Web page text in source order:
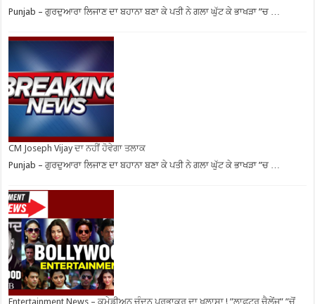
Punjab – ਗੁਰਦੁਆਰਾ ਲਿਜਾਣ ਦਾ ਬਹਾਨਾ ਬਣਾ ਕੇ ਪਤੀ ਨੇ ਗਲਾ ਘੁੱਟ ਕੇ ਭਾਖੜਾ ”ਚ …
CM Joseph Vijay ਦਾ ਨਹੀਂ ਹੋਵੇਗਾ ਤਲਾਕ
Punjab – ਗੁਰਦੁਆਰਾ ਲਿਜਾਣ ਦਾ ਬਹਾਨਾ ਬਣਾ ਕੇ ਪਤੀ ਨੇ ਗਲਾ ਘੁੱਟ ਕੇ ਭਾਖੜਾ ”ਚ …
Entertainment News – ਕਮੇਡੀਅਨ ਚੰਦਨ ਪ੍ਰਭਾਕਰ ਦਾ ਖੁਲਾਸਾ ! ”ਲਾਫਟਰ ਚੈਲੇਂਜ” ”ਚੋਂ